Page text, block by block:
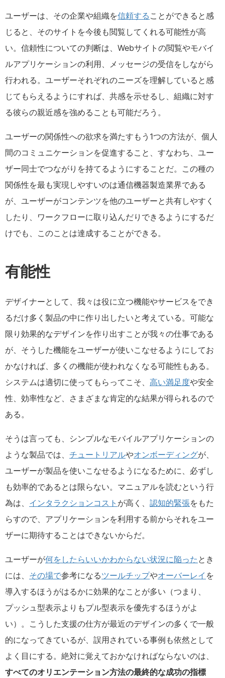
ユーザーは、その企業や組織を信頼する ことができると感
じると、そのサイトを今後も閲覧してくれる可能性が高
い。信頼性についての判断は、Webサイトの閲覧やモバイ
ルアプリケーションの利用、メッセージの受信をしながら
行われる。ユーザーそれぞれのニーズを理解していると感
じてもらえるようにすれば、共感を示せるし、組織に対す
る彼らの親近感を強めることも可能だろう。
ユーザーの関係性への欲求を満たすもう1つの方法が、個人
間のコミュニケーションを促進すること、すなわち、ユー
ザー同士でつながりを持てるようにすることだ。この種の
関係性を最も実現しやすいのは通信機器製造業界である
が、ユーザーがコンテンツを他のユーザーと共有しやすく
したり、ワークフローに取り込んだりできるようにするだ
けでも、このことは達成することができる。
有能性
デザイナーとして、我々は役に立つ機能やサービスをでき
るだけ多く製品の中に作り出したいと考えている。可能な
限り効果的なデザインを作り出すことが我々の仕事である
が、そうした機能をユーザーが使いこなせるようにしてお
かなければ、多くの機能が使われなくなる可能性もある。
システムは適切に使ってもらってこそ、 高い満足度や安全
性、効率性など、さまざまな肯定的な結果が得られるので
ある。
そうは言っても、シンプルなモバイルアプリケーションの
ような製品では、 チュートリアルやオンボーディングが、
ユーザーが製品を使いこなせるようになるために、必ずし
も効率的であるとは限らない。マニュアルを読むという行
為は、 インタラクションコスト が高く、 認知的緊張をもた
らすので、アプリケーションを利用する前からそれをユー
ザーに期待することはできないからだ。
ユーザーが何をしたらいいかわからない状況に陥った とき
には、 その場で参考になるツールチップやオーバーレイ を
導入するほうがはるかに効果的なことが多い（つまり、
プッシュ型表示よりもプル型表示を優先するほうがよ
い）。こうした支援の仕方が最近のデザインの多くで一般
的になってきているが、誤用されている事例も依然として
よく目にする。絶対に覚えておかなければならないのは、
すべてのオリエンテーション方法の最終的な成功の指標